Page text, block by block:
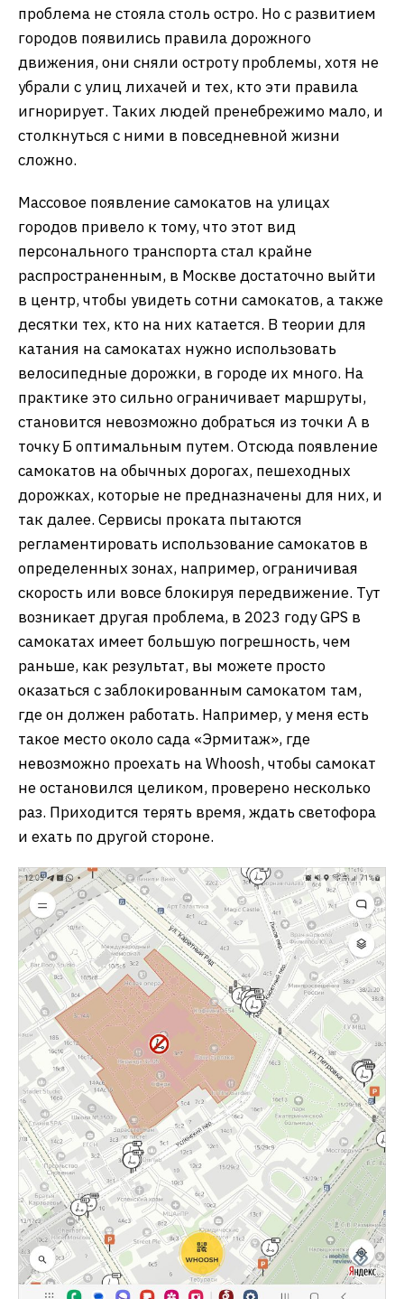
проблема не стояла столь остро. Но с развитием
городов появились правила дорожного
движения, они сняли остроту проблемы, хотя не
убрали с улиц лихачей и тех, кто эти правила
игнорирует. Таких людей пренебрежимо мало, и
столкнуться с ними в повседневной жизни
сложно.
Массовое появление самокатов на улицах
городов привело к тому, что этот вид
персонального транспорта стал крайне
распространенным, в Москве достаточно выйти
в центр, чтобы увидеть сотни самокатов, а также
десятки тех, кто на них катается. В теории для
катания на самокатах нужно использовать
велосипедные дорожки, в городе их много. На
практике это сильно ограничивает маршруты,
становится невозможно добраться из точки А в
точку Б оптимальным путем. Отсюда появление
самокатов на обычных дорогах, пешеходных
дорожках, которые не предназначены для них, и
так далее. Сервисы проката пытаются
регламентировать использование самокатов в
определенных зонах, например, ограничивая
скорость или вовсе блокируя передвижение. Тут
возникает другая проблема, в 2023 году GPS в
самокатах имеет большую погрешность, чем
раньше, как результат, вы можете просто
оказаться с заблокированным самокатом там,
где он должен работать. Например, у меня есть
такое место около сада «Эрмитаж», где
невозможно проехать на Whoosh, чтобы самокат
не остановился целиком, проверено несколько
раз. Приходится терять время, ждать светофора
и ехать по другой стороне.